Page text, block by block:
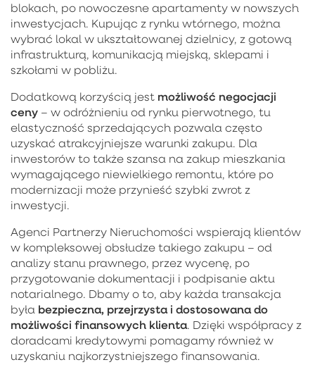
blokach, po nowoczesne apartamenty w nowszych
inwestycjach. Kupując z rynku wtórnego, można
wybrać lokal w ukształtowanej dzielnicy, z gotową
infrastrukturą, komunikacją miejską, sklepami i
szkołami w pobliżu.
Dodatkową korzyścią jest możliwość negocjacji
ceny – w odróżnieniu od rynku pierwotnego, tu
elastyczność sprzedających pozwala często
uzyskać atrakcyjniejsze warunki zakupu. Dla
inwestorów to także szansa na zakup mieszkania
wymagającego niewielkiego remontu, które po
modernizacji może przynieść szybki zwrot z
inwestycji.
Agenci Partnerzy Nieruchomości wspierają klientów
w kompleksowej obsłudze takiego zakupu – od
analizy stanu prawnego, przez wycenę, po
przygotowanie dokumentacji i podpisanie aktu
notarialnego. Dbamy o to, aby każda transakcja
była bezpieczna, przejrzysta i dostosowana do
możliwości finansowych klienta. Dzięki współpracy z
doradcami kredytowymi pomagamy również w
uzyskaniu najkorzystniejszego finansowania.